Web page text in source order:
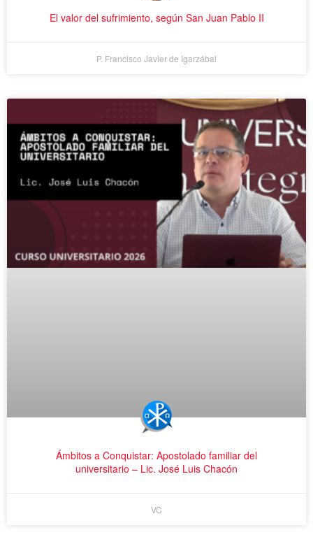
El valor del sufrimiento, según San Juan Pablo II
P. Francisco Javier de Igarzábal
Ámbitos a Conquistar: Apostolado familiar del
universitario – Lic. José Luis Chacón
VC